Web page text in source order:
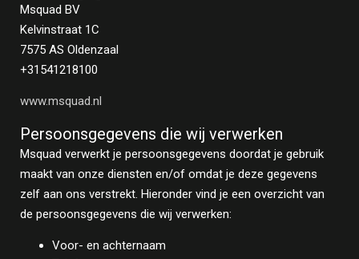
Msquad BV
Kelvinstraat 1C
7575 AS Oldenzaal
+31541218100
www.msquad.nl
Persoonsgegevens die wij verwerken
Msquad verwerkt je persoonsgegevens doordat je gebruik
maakt van onze diensten en/of omdat je deze gegevens
zelf aan ons verstrekt. Hieronder vind je een overzicht van
de persoonsgegevens die wij verwerken:
Voor- en achternaam